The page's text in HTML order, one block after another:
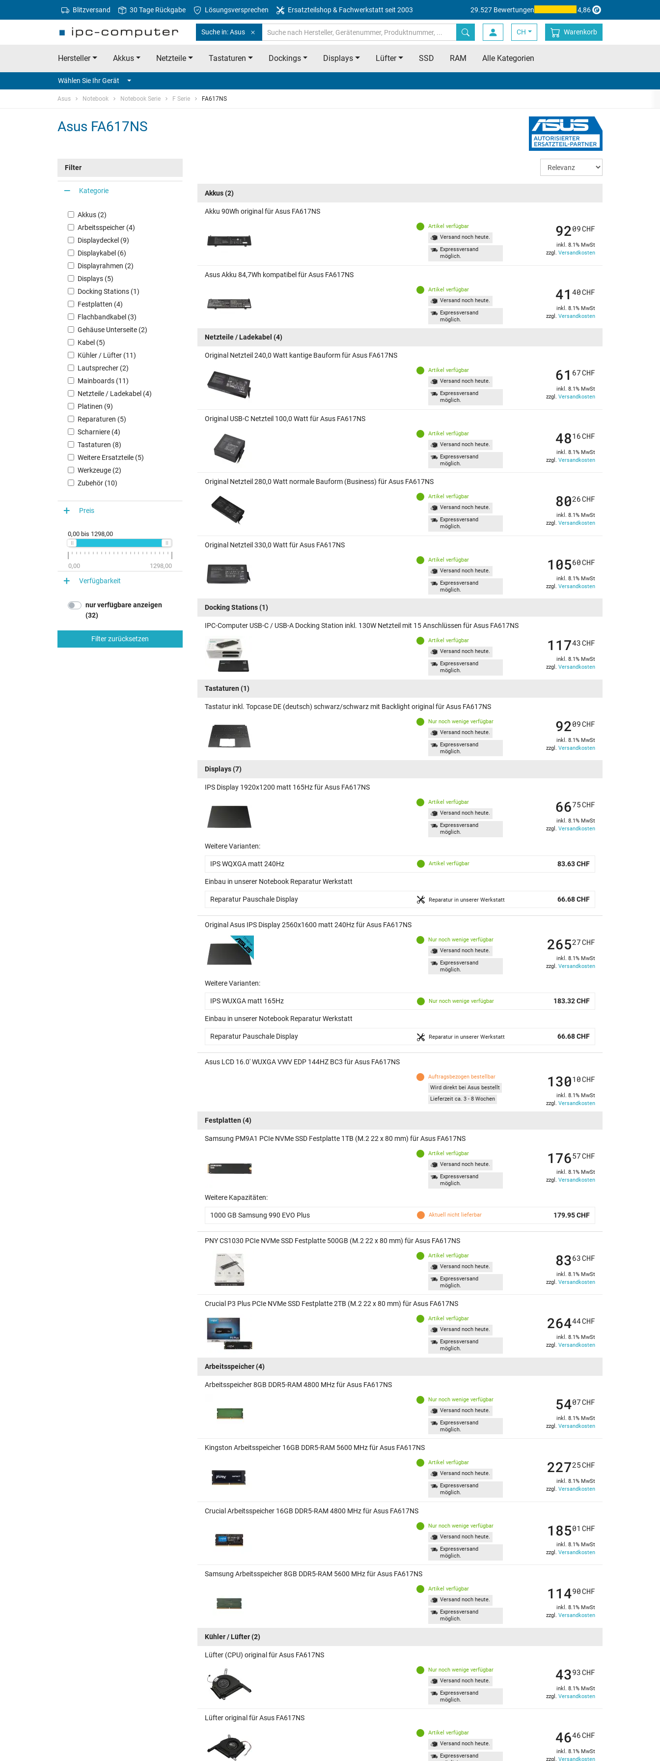
Blitzversand 30 Tage Rückgabe Lösungsversprechen Ersatzteilshop & Fachwerkstatt seit 2003 29.527 Bewertungen 4,86
Suche in: Asus CH Warenkorb
Hersteller Akkus Netzteile Tastaturen Dockings Displays Lüfter SSD RAM Alle Kategorien
Wählen Sie Ihr Gerät
Asus Notebook Notebook Serie F Serie FA617NS
Asus FA617NS
Filter
Kategorie
Akkus (2)
Arbeitsspeicher (4)
Displaydeckel (9)
Displaykabel (6)
Displayrahmen (2)
Displays (5)
Docking Stations (1)
Festplatten (4)
Flachbandkabel (3)
Gehäuse Unterseite (2)
Kabel (5)
Kühler / Lüfter (11)
Lautsprecher (2)
Mainboards (11)
Netzteile / Ladekabel (4)
Platinen (9)
Reparaturen (5)
Scharniere (4)
Tastaturen (8)
Weitere Ersatzteile (5)
Werkzeuge (2)
Zubehör (10)
Preis
0,00 bis 1298,00
0,00 1298,00
Verfügbarkeit
nur verfügbare anzeigen
(32)
Filter zurücksetzen
Akkus(2)
Akku 90Wh original für Asus FA617NS
Artikel verfügbar
Versand noch heute.
Expressversand
möglich.
9209CHF
inkl. 8.1% MwSt
zzgl. Versandkosten
Asus Akku 84,7Wh kompatibel für Asus FA617NS
Artikel verfügbar
Versand noch heute.
Expressversand
möglich.
4140CHF
inkl. 8.1% MwSt
zzgl. Versandkosten
Netzteile / Ladekabel (4)
Original Netzteil 240,0 Watt kantige Bauform für Asus FA617NS
Artikel verfügbar
Versand noch heute.
Expressversand
möglich.
61 67CHF
inkl. 8.1% MwSt
zzgl. Versandkosten
Original USB-C Netzteil 100,0 Watt für Asus FA617NS
Artikel verfügbar
Versand noch heute.
Expressversand
möglich.
4816CHF
inkl. 8.1% MwSt
zzgl. Versandkosten
Original Netzteil 280,0 Watt normale Bauform (Business) für Asus FA617NS
Artikel verfügbar
Versand noch heute.
Expressversand
möglich.
8026CHF
inkl. 8.1% MwSt
zzgl. Versandkosten
Original Netzteil 330,0 Watt für Asus FA617NS
Artikel verfügbar
Versand noch heute.
Expressversand
möglich.
10560CHF
inkl. 8.1% MwSt
zzgl. Versandkosten
Docking Stations(1)
IPC-Computer USB-C / USB-A Docking Station inkl. 130W Netzteil mit 15 Anschlüssen für Asus FA617NS
Artikel verfügbar
Versand noch heute.
Expressversand
möglich.
11743CHF
inkl. 8.1% MwSt
zzgl. Versandkosten
Tastaturen (1)
Tastatur inkl. Topcase DE (deutsch) schwarz/schwarz mit Backlight original für Asus FA617NS
Nur noch wenige verfügbar
Versand noch heute.
Expressversand
möglich.
9209CHF
inkl. 8.1% MwSt
zzgl. Versandkosten
Displays(7)
IPS Display 1920x1200 matt 165Hz für Asus FA617NS
Artikel verfügbar
Versand noch heute.
Expressversand
möglich.
6675CHF
inkl. 8.1% MwSt
zzgl. Versandkosten
Weitere Varianten:
IPS WQXGA matt 240Hz Artikel verfügbar 83.63 CHF
Einbau in unserer Notebook Reparatur Werkstatt
Reparatur Pauschale Display Reparatur in unserer Werkstatt 66.68 CHF
Original Asus IPS Display 2560x1600 matt 240Hz für Asus FA617NS
Nur noch wenige verfügbar
Versand noch heute.
Expressversand
möglich.
26527CHF
inkl. 8.1% MwSt
zzgl. Versandkosten
Weitere Varianten:
IPS WUXGA matt 165Hz Nur noch wenige verfügbar 183.32 CHF
Einbau in unserer Notebook Reparatur Werkstatt
Reparatur Pauschale Display Reparatur in unserer Werkstatt 66.68 CHF
Asus LCD 16.0' WUXGA VWV EDP 144HZ BC3 für Asus FA617NS
Auftragsbezogen bestellbar
Wird direkt bei Asus bestellt
Lieferzeit ca. 3 - 8 Wochen
13010CHF
inkl. 8.1% MwSt
zzgl. Versandkosten
Festplatten (4)
Samsung PM9A1 PCIe NVMe SSD Festplatte 1TB (M.2 22 x 80 mm) für Asus FA617NS
Artikel verfügbar
Versand noch heute.
Expressversand
möglich.
17657CHF
inkl. 8.1% MwSt
zzgl. Versandkosten
Weitere Kapazitäten:
1000 GB Samsung 990 EVO Plus Aktuell nicht lieferbar 179.95 CHF
PNY CS1030 PCIe NVMe SSD Festplatte 500GB (M.2 22 x 80 mm) für Asus FA617NS
Artikel verfügbar
Versand noch heute.
Expressversand
möglich.
8363CHF
inkl. 8.1% MwSt
zzgl. Versandkosten
Crucial P3 Plus PCIe NVMe SSD Festplatte 2TB (M.2 22 x 80 mm) für Asus FA617NS
Artikel verfügbar
Versand noch heute.
Expressversand
möglich.
26444CHF
inkl. 8.1% MwSt
zzgl. Versandkosten
Arbeitsspeicher(4)
Arbeitsspeicher 8GB DDR5-RAM 4800 MHz für Asus FA617NS
Nur noch wenige verfügbar
Versand noch heute.
Expressversand
möglich.
5407CHF
inkl. 8.1% MwSt
zzgl. Versandkosten
Kingston Arbeitsspeicher 16GB DDR5-RAM 5600 MHz für Asus FA617NS
Artikel verfügbar
Versand noch heute.
Expressversand
möglich.
22725CHF
inkl. 8.1% MwSt
zzgl. Versandkosten
Crucial Arbeitsspeicher 16GB DDR5-RAM 4800 MHz für Asus FA617NS
Nur noch wenige verfügbar
Versand noch heute.
Expressversand
möglich.
18501 CHF
inkl. 8.1% MwSt
zzgl. Versandkosten
Samsung Arbeitsspeicher 8GB DDR5-RAM 5600 MHz für Asus FA617NS
Artikel verfügbar
Versand noch heute.
Expressversand
möglich.
11490CHF
inkl. 8.1% MwSt
zzgl. Versandkosten
Kühler / Lüfter(2)
Lüfter (CPU) original für Asus FA617NS
Nur noch wenige verfügbar
Versand noch heute.
Expressversand
möglich.
4393CHF
inkl. 8.1% MwSt
zzgl. Versandkosten
Lüfter original für Asus FA617NS
Artikel verfügbar
Versand noch heute.
Expressversand
4646CHF
inkl. 8.1% MwSt
zzgl. Versandkosten